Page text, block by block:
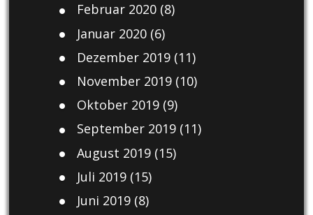
Februar 2020(8)
Januar 2020(6)
Dezember 2019(11)
November 2019(10)
Oktober 2019(9)
September 2019(11)
August 2019(15)
Juli 2019(15)
Juni 2019(8)